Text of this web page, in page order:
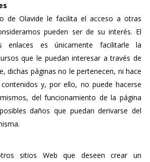
de Olavide le facilita el acceso a otras
pueden ser de su interés. El
enlaces es únicamente facilitarle la
que le puedan interesar a través de
dichas páginas no le pertenecen, ni hace
y, por ello, no puede hacerse
del funcionamiento de la página
daños que puedan derivarse del
sitios Web que deseen crear un